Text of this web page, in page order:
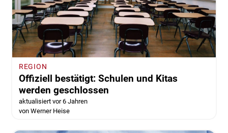
REGION
Offiziell bestätigt: Schulen und Kitas
werden geschlossen
aktualisiert vor 6 Jahren
von Werner Heise